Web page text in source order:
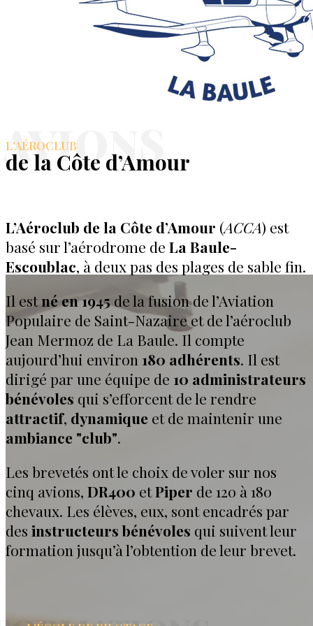
de la
CÔTE
Notre aéroclub est né en 1945 de la fusion de
l’aéroclub Jean Mermoz de La Baule. Il
L'AÉROCLUB
de la Côte d’Amour
AVIONS
L’Aéroclub de la Côte d’Amour (ACCA) est
basé sur l’aérodrome de La Baule-
Escoublac, à deux pas des plages de sable fin.
Il estné en 1945 de la fusion de l’Aviation
Populaire de Saint-Nazaire et de l’aéroclub
Jean Mermoz de La Baule. Il compte
aujourd’hui environ 180 adhérents. Il est
dirigé par une équipe de 10 administrateurs
bénévoles qui s’efforcent de le rendre
attractif, dynamique et de maintenir une
ambiance "club".
Les brevetés ont le choix de voler sur nos
cinq avions, DR400 etPiper de 120 à 180
chevaux. Les élèves, eux, sont encadrés par
des instructeurs bénévoles qui suivent leur
formation jusqu’à l’obtention de leur brevet.